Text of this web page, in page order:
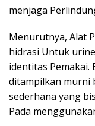
menjaga
Menurutnya, Alat
hidrasi Untuk
identitas Pemakai.
ditampilkan murni
sederhana yang
Pada